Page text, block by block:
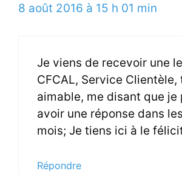
8 août 2016 à 15 h 01 min
Je viens de recevoir une
CFCAL, Service Clientèle,
aimable, me disant que je
avoir une réponse dans
mois; Je tiens ici à le
Répondre